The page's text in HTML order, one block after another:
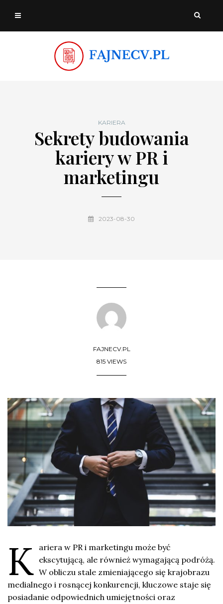
KARIERA
Sekrety budowania
kariery w PR i
marketingu
2023-08-30
FAJNECV.PL
815 VIEWS
K ariera w PR i marketingu może być
ekscytującą, ale również wymagającą podróżą.
W obliczu stale zmieniającego się krajobrazu
medialnego i rosnącej konkurencji, kluczowe staje się
posiadanie odpowiednich umiejętności oraz